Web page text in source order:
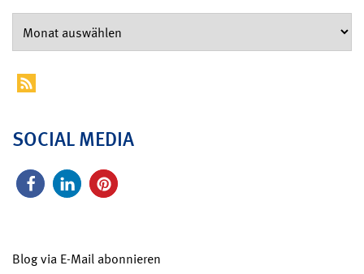
SOCIAL MEDIA
Blog via E-Mail abonnieren